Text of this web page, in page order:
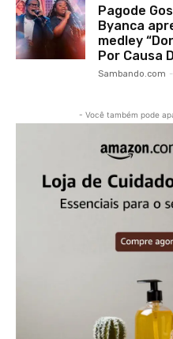
Pagode
Byanca
medley
Por Causa
Sambando.com -
- Você também pode